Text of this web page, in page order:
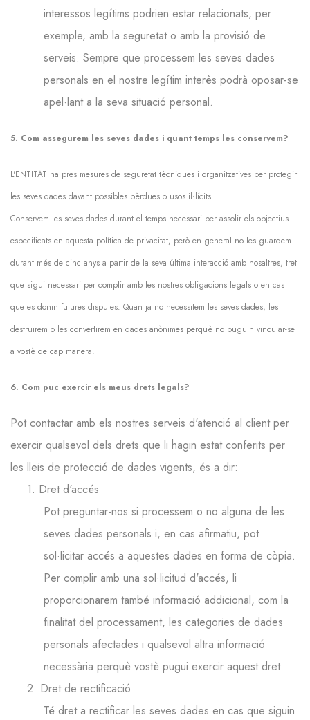
interessos legítims podrien estar relacionats, per
exemple, amb la seguretat o amb la provisió de
serveis. Sempre que processem les seves dades
personals en el nostre legítim interès podrà oposar-se
apel·lant a la seva situació personal.
5. Com assegurem les seves dades i quant temps les conservem?
L'ENTITAT ha pres mesures de seguretat tècniques i organitzatives per protegir
les seves dades davant possibles pèrdues o usos il·lícits.
Conservem les seves dades durant el temps necessari per assolir els objectius
especificats en aquesta política de privacitat, però en general no les guardem
durant més de cinc anys a partir de la seva última interacció amb nosaltres, tret
que sigui necessari per complir amb les nostres obligacions legals o en cas
que es donin futures disputes. Quan ja no necessitem les seves dades, les
destruirem o les convertirem en dades anònimes perquè no puguin vincular-se
a vostè de cap manera.
6. Com puc exercir els meus drets legals?
Pot contactar amb els nostres serveis d'atenció al client per
exercir qualsevol dels drets que li hagin estat conferits per
les lleis de protecció de dades vigents, és a dir:
1. Dret d'accés
Pot preguntar-nos si processem o no alguna de les
seves dades personals i, en cas afirmatiu, pot
sol·licitar accés a aquestes dades en forma de còpia.
Per complir amb una sol·licitud d'accés, li
proporcionarem també informació addicional, com la
finalitat del processament, les categories de dades
personals afectades i qualsevol altra informació
necessària perquè vostè pugui exercir aquest dret.
2. Dret de rectificació
Té dret a rectificar les seves dades en cas que siguin